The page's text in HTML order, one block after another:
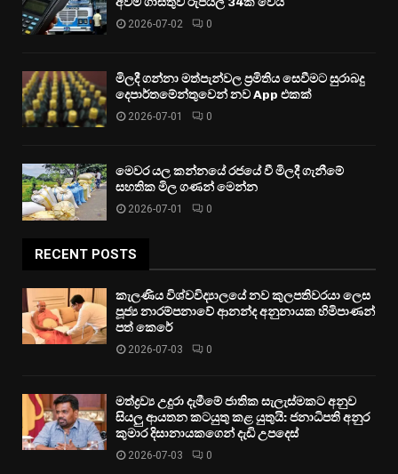
2026-07-02 0
මිලදී ගන්නා මත්පැන්වල ප්‍රමිතිය සෙවීමට සුරාබදු
දෙපාර්තමේන්තුවෙන් නව App එකක්
2026-07-01 0
මෙවර යල කන්නයේ රජයේ වී මිලදී ගැනීමේ
සහතික මිල ගණන් මෙන්න
2026-07-01 0
RECENT POSTS
කැලණිය විශ්වවිද්‍යාලයේ නව කුලපතිවරයා ලෙස
පූජ්‍ය නාරම්පනාවේ ආනන්ද අනුනායක හිමිපාණන්
පත් කෙරේ
2026-07-03 0
මත්ද්‍රව්‍ය උදුරා දැමීමේ ජාතික සැලැස්මකට අනුව
සියලු ආයතන කටයුතු කළ යුතුයි: ජනාධිපති අනුර
කුමාර දිසානායකගෙන් දැඩි උපදෙස්
2026-07-03 0